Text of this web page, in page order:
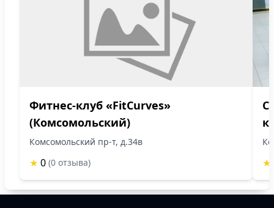
Фитнес-клуб «FitCurves»
(Комсомольский)
Комсомольский пр-т, д.34в
★ 0 (0 отзыва) ★